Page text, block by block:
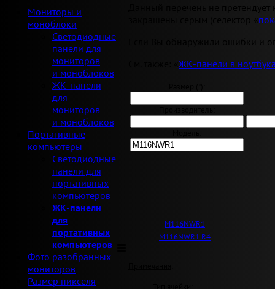
Мониторы и
моноблоки
Светодиодные
панели для
мониторов
и моноблоков
ЖК-панели
для
мониторов
и моноблоков
Портативные
компьютеры
Светодиодные
панели для
портативных
компьютеров
ЖК-панели
для
портативных
компьютеров
Фото разобранных
мониторов
Размер пикселя
Данный перечень не
Если Вы обнаружили ошибки и
ЖК-панели в
M116NWR1
M116NWR1 R4